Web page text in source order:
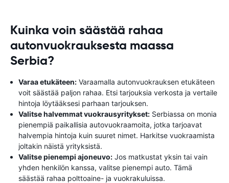
Kuinka voin säästää rahaa
autonvuokrauksesta maassa
Serbia?
Varaa etukäteen: Varaamalla autonvuokrauksen etukäteen
voit säästää paljon rahaa. Etsi tarjouksia verkosta ja vertaile
hintoja löytääksesi parhaan tarjouksen.
Valitse halvemmat vuokrausyritykset: Serbiassa on monia
pienempiä paikallisia autovuokraamoita, jotka tarjoavat
halvempia hintoja kuin suuret nimet. Harkitse vuokraamista
joltakin näistä yrityksistä.
Valitse pienempi ajoneuvo: Jos matkustat yksin tai vain
yhden henkilön kanssa, valitse pienempi auto. Tämä
säästää rahaa polttoaine- ja vuokrakuluissa.